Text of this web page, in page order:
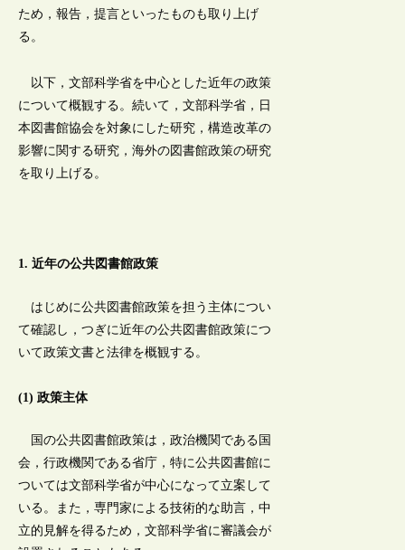
ため，報告，提言といったものも取り上げ
る。
以下，文部科学省を中心とした近年の政策
について概観する。続いて，文部科学省，日
本図書館協会を対象にした研究，構造改革の
影響に関する研究，海外の図書館政策の研究
を取り上げる。
1. 近年の公共図書館政策
はじめに公共図書館政策を担う主体につい
て確認し，つぎに近年の公共図書館政策につ
いて政策文書と法律を概観する。
(1) 政策主体
国の公共図書館政策は，政治機関である国
会，行政機関である省庁，特に公共図書館に
ついては文部科学省が中心になって立案して
いる。また，専門家による技術的な助言，中
立的見解を得るため，文部科学省に審議会が